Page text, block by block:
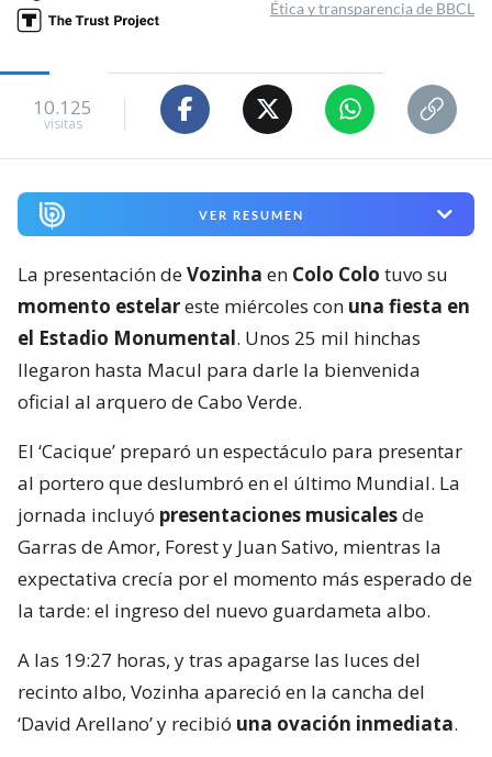
Ética y transparencia de BBCL
10.125
visitas
VER RESUMEN
La presentación deVozinha en Colo Colo tuvo su
momento estelareste miércoles con una fiesta en
el Estadio Monumental. Unos 25 mil hinchas
llegaron hasta Macul para darle la bienvenida
oficial al arquero de Cabo Verde.
El ‘Cacique’ preparó un espectáculo para presentar
al portero que deslumbró en el último Mundial. La
jornada incluyó presentaciones musicalesde
Garras de Amor, Forest y Juan Sativo, mientras la
expectativa crecía por el momento más esperado de
la tarde: el ingreso del nuevo guardameta albo.
A las 19:27 horas, y tras apagarse las luces del
recinto albo, Vozinha apareció en la cancha del
‘David Arellano’ y recibió una ovación inmediata.